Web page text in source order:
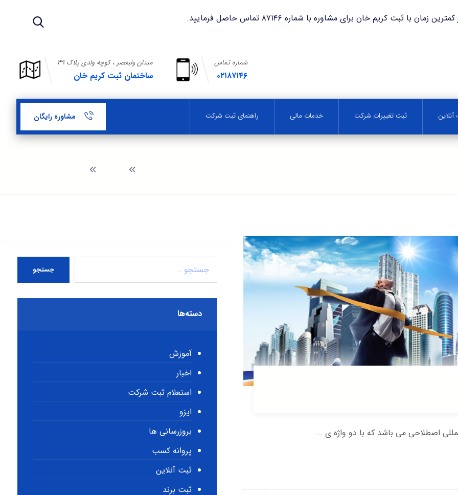
کریم خان برای مشاوره با شماره ۸۷۱۴۶ تماس حاصل فرمایید.
میدان ولیعصر ، کوچه ولدی پلاک ۳۹
ساختمان ثبت کریم خان
شماره تماس
۰۲۱۸۷۱۴۶
ثبت تغییرات شرکت خدمات مالی راهنمای ثبت شرکت مشاوره رایگان
اصطلاحی می باشد که با دو واژه ی ...
جستجو
دسته‌ها
آموزش
اخبار
استعلام ثبت شرکت
ایزو
بروزرسانی ها
پروانه کسب
ثبت آنلاین
ثبت برند